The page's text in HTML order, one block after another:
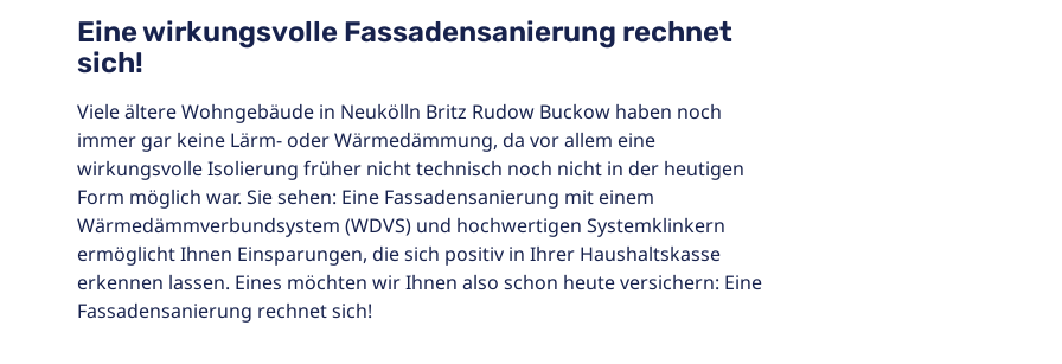
Eine wirkungsvolle Fassadensanierung rechnet
sich!
Viele ältere Wohngebäude in Neukölln Britz Rudow Buckow haben noch
immer gar keine Lärm- oder Wärmedämmung, da vor allem eine
wirkungsvolle Isolierung früher nicht technisch noch nicht in der heutigen
Form möglich war. Sie sehen: Eine Fassadensanierung mit einem
Wärmedämmverbundsystem (WDVS) und hochwertigen Systemklinkern
ermöglicht Ihnen Einsparungen, die sich positiv in Ihrer Haushaltskasse
erkennen lassen. Eines möchten wir Ihnen also schon heute versichern: Eine
Fassadensanierung rechnet sich!